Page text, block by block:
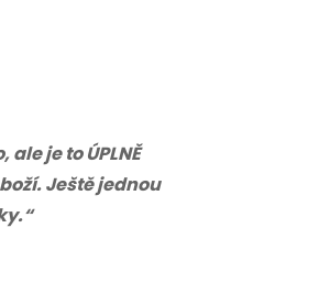
je to ÚPLNĚ
Ještě jednou